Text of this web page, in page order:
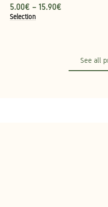
5.00€ – 15.90€
Selection
See all